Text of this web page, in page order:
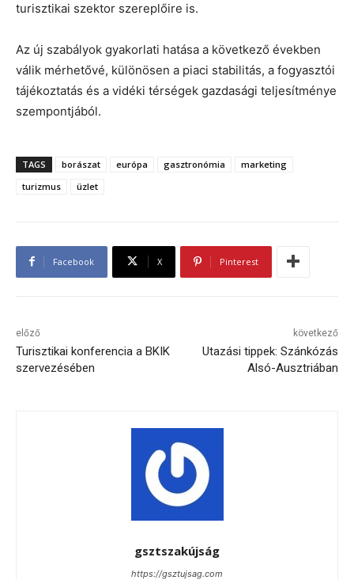
turisztikai szektor szereplőire is.
Az új szabályok gyakorlati hatása a következő években
válik mérhetővé, különösen a piaci stabilitás, a fogyasztói
tájékoztatás és a vidéki térségek gazdasági teljesítménye
szempontjából.
TAGS borászat európa gasztronómia
marketing
turizmus
üzlet
Facebook X Pinterest
előző
Turisztikai konferencia a BKIK
szervezésében
következő
Utazási tippek: Szánkózás
Alsó-Ausztriában
gsztszakújság
https://gsztujsag.com